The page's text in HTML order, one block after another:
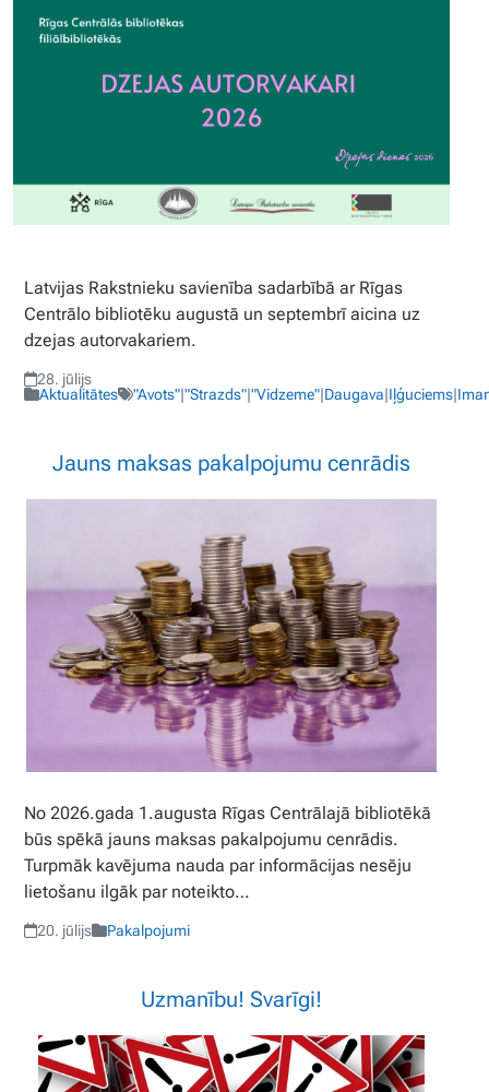
Latvijas Rakstnieku savienība sadarbībā ar Rīgas
Centrālo bibliotēku augustā un septembrī aicina uz
dzejas autorvakariem.
28. jūlijs
Aktualitātes
"Avots"|"Strazds"|"Vidzeme"|Daugava|Iļģuciems|
Jauns maksas pakalpojumu cenrādis
No 2026.gada 1.augusta Rīgas Centrālajā bibliotēkā
būs spēkā jauns maksas pakalpojumu cenrādis.
Turpmāk kavējuma nauda par informācijas nesēju
lietošanu ilgāk par noteikto…
20. jūlijs Pakalpojumi
Uzmanību! Svarīgi!